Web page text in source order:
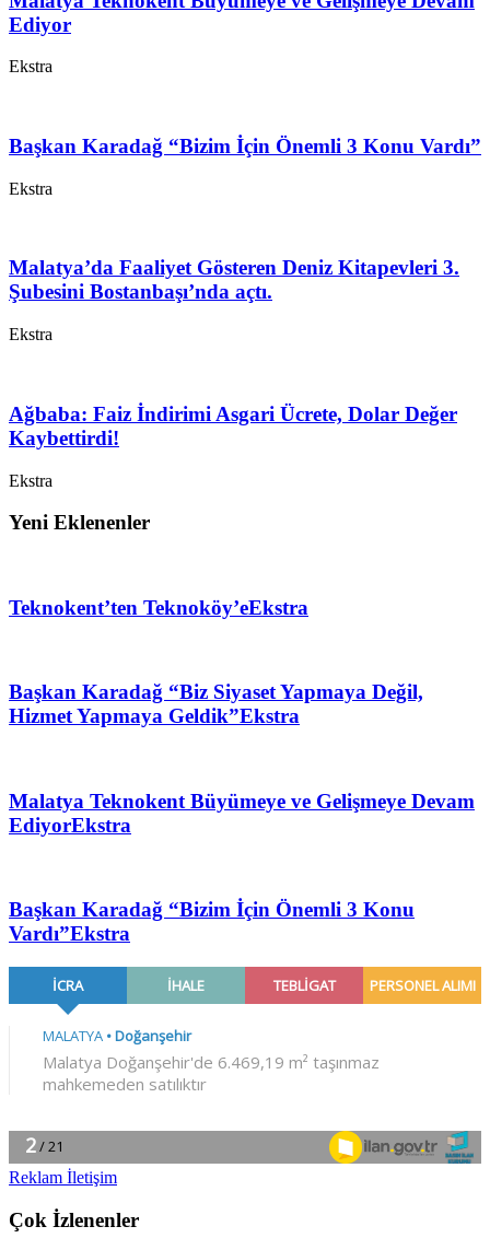
Ediyor
Ekstra
Başkan Karadağ “Bizim İçin Önemli 3 Konu Vardı”
Ekstra
Malatya’da Faaliyet Gösteren Deniz Kitapevleri 3.
Şubesini Bostanbaşı’nda açtı.
Ekstra
Ağbaba: Faiz İndirimi Asgari Ücrete, Dolar Değer
Kaybettirdi!
Ekstra
Yeni Eklenenler
Teknokent’ten Teknoköy’eEkstra
Başkan Karadağ “Biz Siyaset Yapmaya Değil,
Hizmet Yapmaya Geldik”Ekstra
Malatya Teknokent Büyümeye ve Gelişmeye Devam
EdiyorEkstra
Başkan Karadağ “Bizim İçin Önemli 3 Konu
Vardı”Ekstra
Reklam İletişim
Çok İzlenenler